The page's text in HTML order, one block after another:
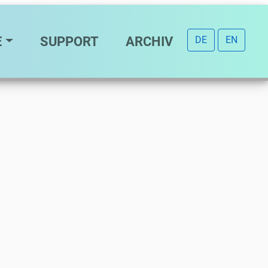
SUPPORT ARCHIV DE EN